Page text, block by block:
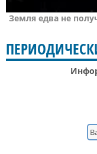
Земля едва не